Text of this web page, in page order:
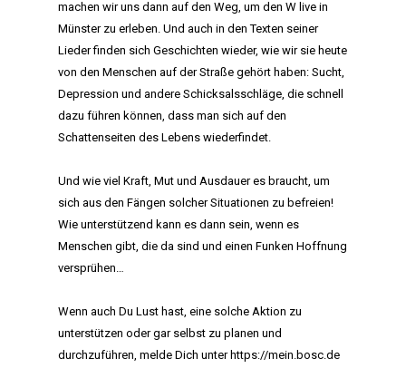
machen wir uns dann auf den Weg, um den W live in
Münster zu erleben. Und auch in den Texten seiner
Lieder finden sich Geschichten wieder, wie wir sie heute
von den Menschen auf der Straße gehört haben: Sucht,
Depression und andere Schicksalsschläge, die schnell
dazu führen können, dass man sich auf den
Schattenseiten des Lebens wiederfindet.
Und wie viel Kraft, Mut und Ausdauer es braucht, um
sich aus den Fängen solcher Situationen zu befreien!
Wie unterstützend kann es dann sein, wenn es
Menschen gibt, die da sind und einen Funken Hoffnung
versprühen…
Wenn auch Du Lust hast, eine solche Aktion zu
unterstützen oder gar selbst zu planen und
durchzuführen, melde Dich unter https://mein.bosc.de